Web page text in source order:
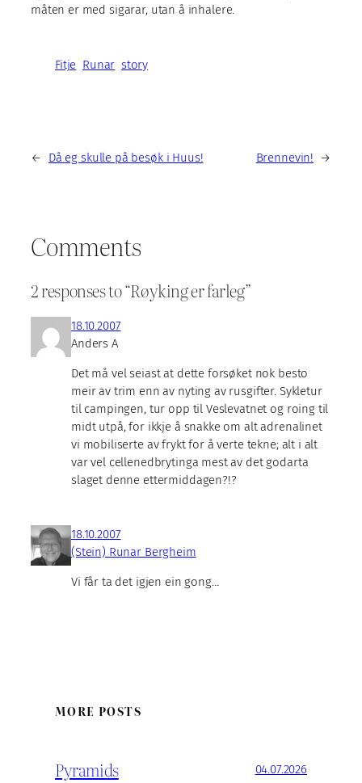
måten er med sigarar, utan å inhalere.
Fitje Runar story
← Då eg skulle på besøk i Huus! Brennevin! →
Comments
2 responses to “Røyking er farleg”
18.10.2007
Anders A
Det må vel seiast at dette forsøket nok besto
meir av trim enn av nyting av rusgifter. Sykletur
til campingen, tur opp til Veslevatnet og roing til
midt utpå, for ikkje å snakke om alt adrenalinet
vi mobiliserte av frykt for å verte tekne; alt i alt
var vel cellenedbrytinga mest av det godarta
slaget denne ettermiddagen?!?
18.10.2007
(Stein) Runar Bergheim
Vi får ta det igjen ein gong…
MORE POSTS
Pyramids 04.07.2026